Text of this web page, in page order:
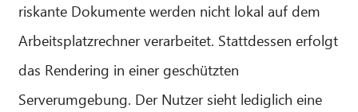
riskante Dokumente werden nicht lokal auf dem
Arbeitsplatzrechner verarbeitet. Stattdessen erfolgt
das Rendering in einer geschützten
Serverumgebung. Der Nutzer sieht lediglich eine